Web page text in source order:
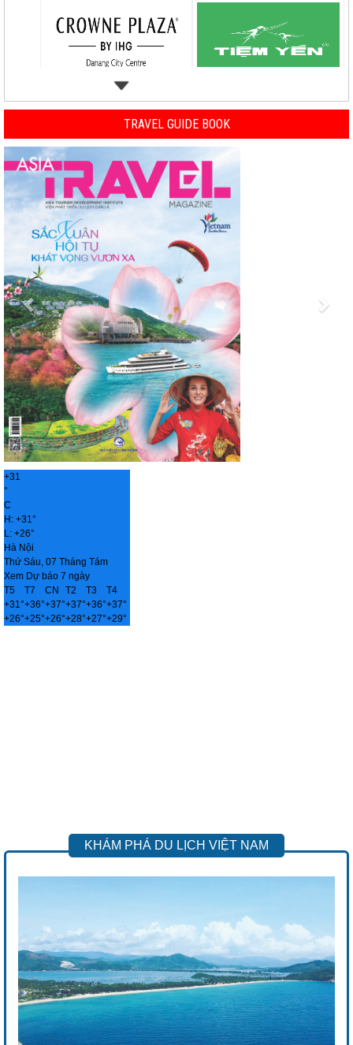
TRAVEL GUIDE BOOK
Previous
+31
°
C
H: +31°
L: +26°
Hà Nội
Thứ Sáu, 07 Tháng Tám
Xem Dự báo 7 ngày
T5
T7 CN T2 T3
T4
+31°+36°+37°+37°+36°+37°
+26°+25°+26°+28°+27°+29°
KHÁM PHÁ DU LỊCH VIỆT NAM